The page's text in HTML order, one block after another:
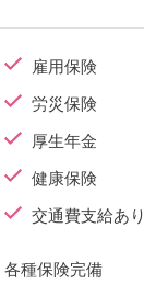
雇用保険
労災保険
厚生年金
健康保険
交通費支給あり
各種保険完備